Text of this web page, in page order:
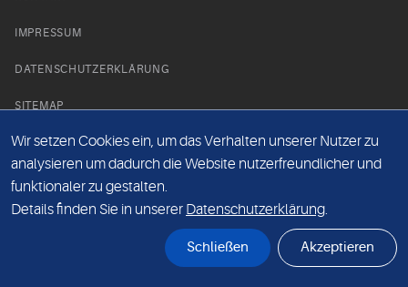
IMPRESSUM
DATENSCHUTZERKLÄRUNG
SITEMAP
NEWS PARTNER
Wir setzen Cookies ein, um das Verhalten unserer Nutzer zu
analysieren um dadurch die Website nutzerfreundlicher und
funktionaler zu gestalten.
Details finden Sie in unserer Datenschutzerklärung.
Schließen Akzeptieren